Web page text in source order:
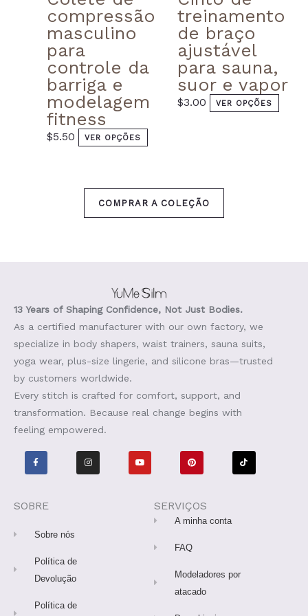
compressão
masculino
para
controle da
barriga e
modelagem
fitness
$5.50 VER OPÇÕES
treinamento
de braço
ajustável
para sauna,
suor e vapor
$3.00 VER OPÇÕES
COMPRAR A COLEÇÃO
13 Years of Shaping Confidence, Not Just Bodies.
As a certified manufacturer with our own factory, we
specialize in body shapers, waist trainers, sauna suits,
yoga wear, plus-size lingerie, and silicone bras—trusted
by customers worldwide.
Every stitch is crafted for comfort, support, and
transformation. Because real change begins with
feeling empowered.
F
a
c
e
o
k
I
n
s
t
Y
o
u
t
P
i
n
t
e
s
t
T
i
k
t
SOBRE
Sobre nós
Política de
Devolução
Política de
SERVIÇOS
A minha conta
FAQ
Modeladores por
atacado